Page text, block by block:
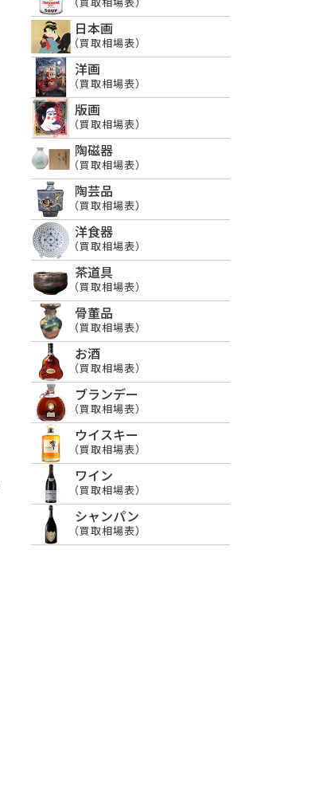
日本画
（買取相場表）
洋画
（買取相場表）
版画
（買取相場表）
陶磁器
（買取相場表）
陶芸品
（買取相場表）
洋食器
（買取相場表）
茶道具
（買取相場表）
骨董品
（買取相場表）
お酒
（買取相場表）
ブランデー
（買取相場表）
ウイスキー
（買取相場表）
ワイン
（買取相場表）
シャンパン
（買取相場表）